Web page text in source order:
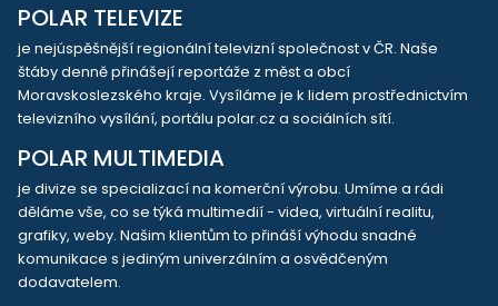
POLAR TELEVIZE
je nejúspěšnější regionální televizní společnost v ČR. Naše
štáby denně přinášejí reportáže z měst a obcí
Moravskoslezského kraje. Vysíláme je k lidem prostřednictvím
televizního vysílání, portálu polar.cz a sociálních sítí.
POLAR MULTIMEDIA
je divize se specializací na komerční výrobu. Umíme a rádi
děláme vše, co se týká multimedií - videa, virtuální realitu,
grafiky, weby. Našim klientům to přináší výhodu snadné
komunikace s jediným univerzálním a osvědčeným
dodavatelem.